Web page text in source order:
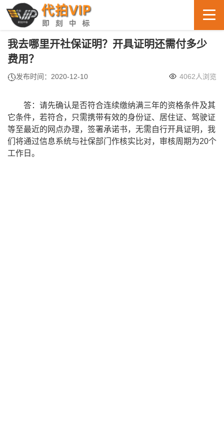
我去哪里开社保证明？开具证明还需付多少
费用？
发布时间：2020-12-10 4062人浏览
答：请先确认是否符合连续缴纳满三年的资格条件及其
它条件，若符合，只需携带有效的身份证、居住证、驾驶证
等至最近的网点办理，签署承诺书，无需自行开具证明，我
们将通过信息系统与社保部门作核实比对，审核周期为20个
工作日。